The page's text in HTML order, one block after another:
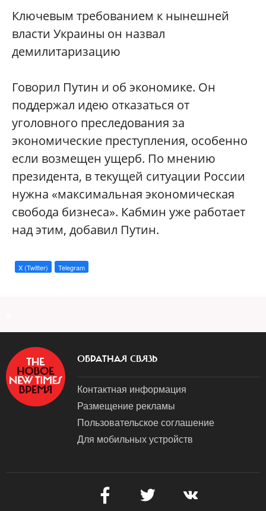
Ключевым требованием к нынешней
власти Украины он назвал
демилитаризацию
Говорил Путин и об экономике. Он
поддержал идею отказаться от
уголовного преследования за
экономические преступления, особенно
если возмещен ущерб. По мнению
президента, в текущей ситуации России
нужна «максимальная экономическая
свобода бизнеса». Кабмин уже работает
над этим, добавил Путин.
X (Twitter) Telegram
ОБРАТНАЯ СВЯЗЬ
Контактная информация
Размещение рекламы
Пользовательское соглашение
Для мобильных устройств